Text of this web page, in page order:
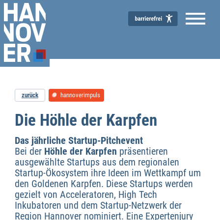
zurück hannoverimpuls
Die Höhle der Karpfen
Das jährliche Startup-Pitchevent
Bei der Höhle der Karpfen präsentieren
ausgewählte Startups aus dem regionalen
Startup-Ökosystem ihre Ideen im Wettkampf um
den Goldenen Karpfen. Diese Startups werden
gezielt von Acceleratoren, High Tech
Inkubatoren und dem Startup-Netzwerk der
Region Hannover nominiert. Eine Expertenjury